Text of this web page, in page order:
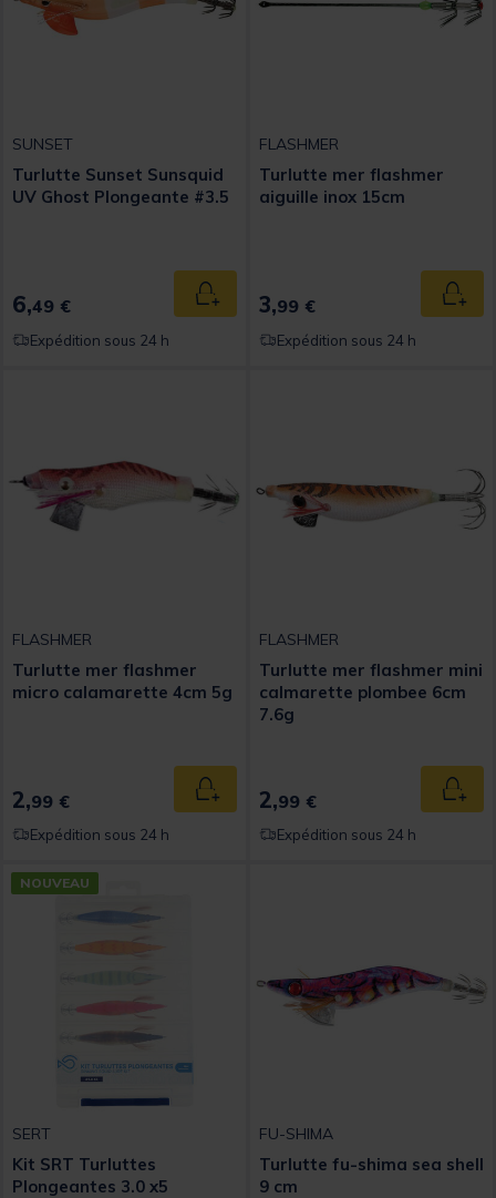
SUNSET
Turlutte Sunset Sunsquid
UV Ghost Plongeante #3.5
6,49 € Ajouter au panier
Expédition sous 24 h
FLASHMER
Turlutte mer flashmer
aiguille inox 15cm
3,99 €
Expédition sous 24 h
FLASHMER
Turlutte mer flashmer
micro calamarette 4cm 5g
2,99 € Ajouter au panier
Expédition sous 24 h
FLASHMER
Turlutte mer flashmer mini
calmarette plombee 6cm
7.6g
2,99 €
Expédition sous 24 h
NOUVEAU
SERT
Kit SRT Turluttes
Plongeantes 3.0 x5
FU-SHIMA
Turlutte fu-shima sea shell
9 cm